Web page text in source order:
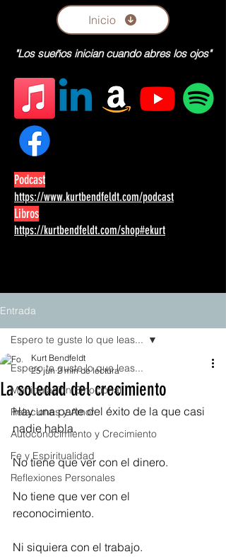
Inicio
"Los sueños inician cuando abres los ojos"
Podcast
https://www.kurtbendfeldt.com/podcast
Libros
https://kurtbendfeldt.com/shop#ekurt
Entrada
Espero te guste lo que leas...
Manipulación Emocional
Relaciones y Amor
Autoconocimiento y Crecimiento
Fe y Espiritualidad
Reflexiones Personales
Espero te guste lo que leas...
La soledad del crecimiento
Kurt Bendfeldt
25 jun 2 min de lectura
Hay una parte del éxito de la que casi
nadie habla.
No tiene que ver con el dinero.
No tiene que ver con el
reconocimiento.
Ni siquiera con el trabajo.